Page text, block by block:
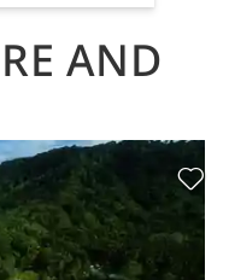
AND